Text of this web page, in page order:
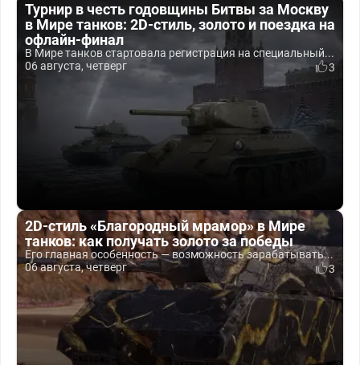
Турнир в честь годовщины Битвы за Москву
в Мире танков: 2D-стиль, золото и поездка на
офлайн-финал
В Мире танков стартовала регистрация на специальный...
06 августа, четверг
3
2D-стиль «Благородный мрамор» в Мире
танков: как получать золото за победы
Его главная особенность — возможность зарабатывать...
06 августа, четверг
3